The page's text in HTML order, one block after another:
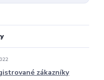
zákazníky